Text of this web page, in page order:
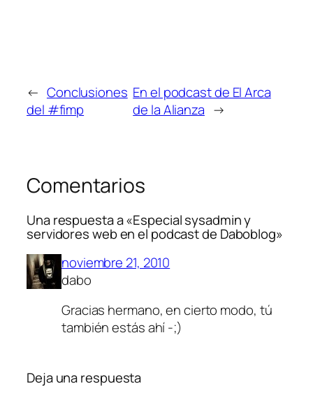
← Conclusiones
del #fimp
En el podcast de El Arca
de la Alianza →
Comentarios
Una respuesta a «Especial sysadmin y
servidores web en el podcast de Daboblog»
noviembre 21, 2010
dabo
Gracias hermano, en cierto modo, tú
también estás ahí -;)
Deja una respuesta